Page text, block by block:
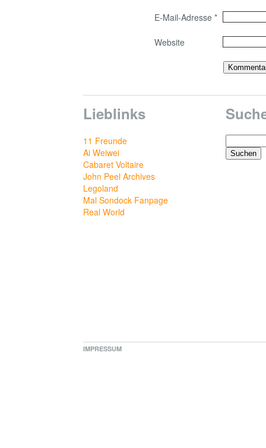
E-Mail-Adresse *
Website
Lieblinks
11 Freunde
Ai Weiwei
Cabaret Voltaire
John Peel Archives
Legoland
Mal Sondock Fanpage
Real World
Suchen
nach:
IMPRESSUM